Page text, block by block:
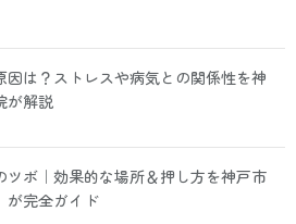
因は？ストレスや病気との関係性を神
が解説
ツボ｜効果的な場所＆押し方を神戸市
が完全ガイド